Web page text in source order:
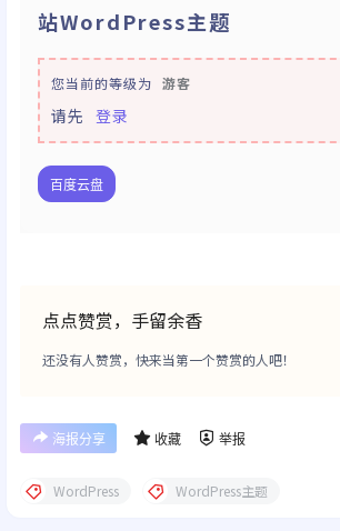
站WordPress主题
您当前的等级为 游客
请先 登录
百度云盘
点点赞赏，手留余香
还没有人赞赏，快来当第一个赞赏的人吧！
海报分享 收藏 举报
WordPress WordPress主题